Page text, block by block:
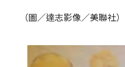
（圖／達志影像／美聯社）